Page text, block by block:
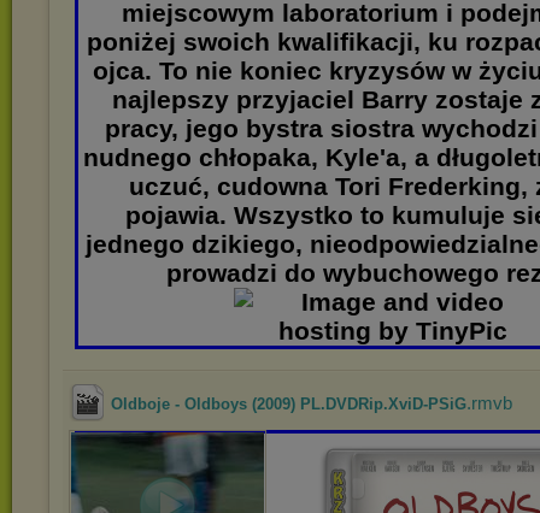
miejscowym laboratorium i
poniżej swoich kwalifikacji, ku
ojca. To nie koniec kryzysów w
najlepszy przyjaciel Barry zostaje
pracy, jego bystra siostra
nudnego chłopaka, Kyle'a, a
uczuć, cudowna Tori Frederking,
pojawia. Wszystko to kumuluje
jednego dzikiego,
prowadzi do wybuchowego
Oldboje - Oldboys (2009) PL.DVDRip.XviD-PSiG.rmvb